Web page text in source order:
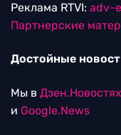
Реклама RTVI: adv-
Партнерские
Достойные
Мы в Дзен.Новостях
и Google.News